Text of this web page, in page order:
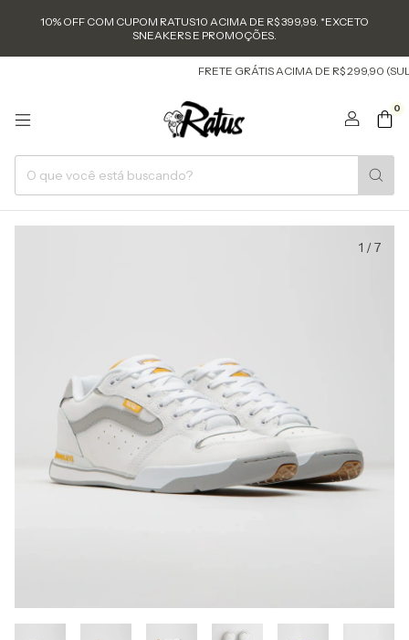
10% OFF COM CUPOM RATUS10 ACIMA DE R$ 399,99. *EXCETO
SNEAKERS E PROMOÇÕES.
FRETE GRÁTIS ACIMA DE R$ 299,90 (SUL E
0
1 /7